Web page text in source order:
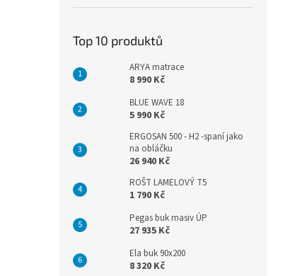
Top 10 produktů
ARYA matrace
8 990 Kč
BLUE WAVE 18
5 990 Kč
ERGOSAN 500 - H2 -spaní jako
na obláčku
26 940 Kč
ROŠT LAMELOVÝ T5
1 790 Kč
Pegas buk masiv ÚP
27 935 Kč
Ela buk 90x200
8 320 Kč